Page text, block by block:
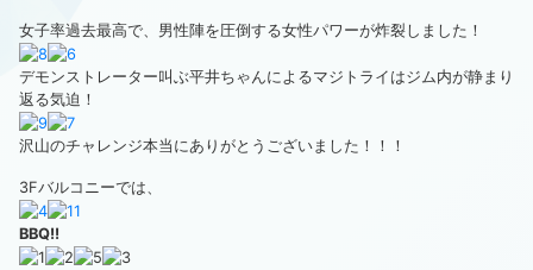
女子率過去最高で、男性陣を圧倒する女性パワーが炸裂しました！
デモンストレーター叫ぶ平井ちゃんによるマジトライはジム内が静まり
返る気迫！
沢山のチャレンジ本当にありがとうございました！！！
3Fバルコニーでは、
BBQ!!